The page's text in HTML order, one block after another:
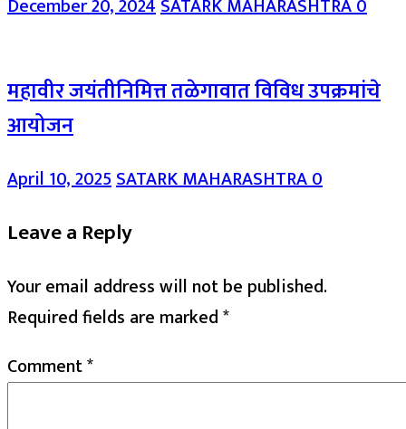
December 20, 2024SATARK MAHARASHTRA0
महावीर जयंतीनिमित्त तळेगावात विविध उपक्रमांचे
आयोजन
April 10, 2025SATARK MAHARASHTRA0
Leave a Reply
Your email address will not be published.
Required fields are marked*
Comment*